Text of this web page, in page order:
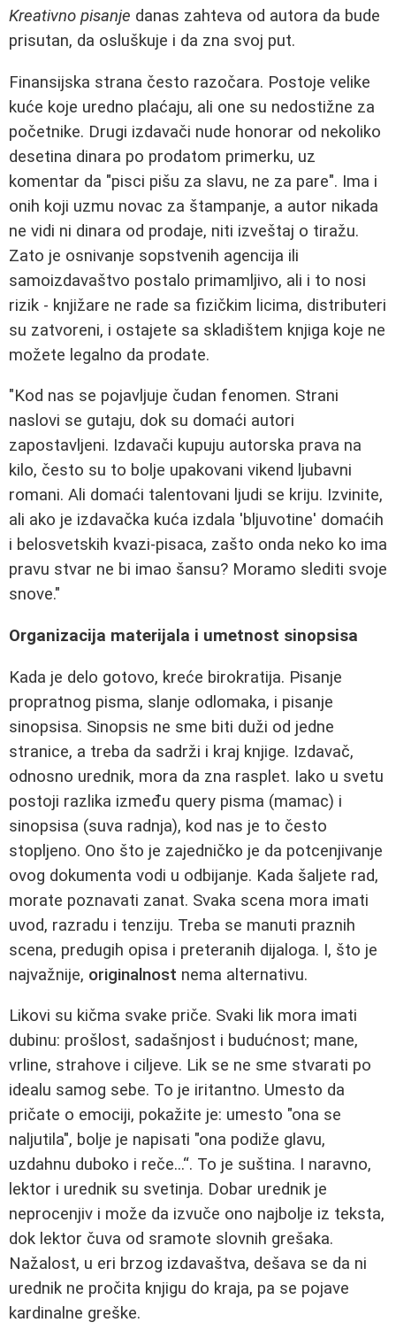
Kreativno pisanje danas zahteva od autora da bude
prisutan, da osluškuje i da zna svoj put.
Finansijska strana često razočara. Postoje velike
kuće koje uredno plaćaju, ali one su nedostižne za
početnike. Drugi izdavači nude honorar od nekoliko
desetina dinara po prodatom primerku, uz
komentar da "pisci pišu za slavu, ne za pare". Ima i
onih koji uzmu novac za štampanje, a autor nikada
ne vidi ni dinara od prodaje, niti izveštaj o tiražu.
Zato je osnivanje sopstvenih agencija ili
samoizdavaštvo postalo primamljivo, ali i to nosi
rizik - knjižare ne rade sa fizičkim licima, distributeri
su zatvoreni, i ostajete sa skladištem knjiga koje ne
možete legalno da prodate.
"Kod nas se pojavljuje čudan fenomen. Strani
naslovi se gutaju, dok su domaći autori
zapostavljeni. Izdavači kupuju autorska prava na
kilo, često su to bolje upakovani vikend ljubavni
romani. Ali domaći talentovani ljudi se kriju. Izvinite,
ali ako je izdavačka kuća izdala 'bljuvotine' domaćih
i belosvetskih kvazi-pisaca, zašto onda neko ko ima
pravu stvar ne bi imao šansu? Moramo slediti svoje
snove."
Organizacija materijala i umetnost sinopsisa
Kada je delo gotovo, kreće birokratija. Pisanje
propratnog pisma, slanje odlomaka, i pisanje
sinopsisa. Sinopsis ne sme biti duži od jedne
stranice, a treba da sadrži i kraj knjige. Izdavač,
odnosno urednik, mora da zna rasplet. Iako u svetu
postoji razlika između query pisma (mamac) i
sinopsisa (suva radnja), kod nas je to često
stopljeno. Ono što je zajedničko je da potcenjivanje
ovog dokumenta vodi u odbijanje. Kada šaljete rad,
morate poznavati zanat. Svaka scena mora imati
uvod, razradu i tenziju. Treba se manuti praznih
scena, predugih opisa i preteranih dijaloga. I, što je
najvažnije, originalnost nema alternativu.
Likovi su kičma svake priče. Svaki lik mora imati
dubinu: prošlost, sadašnjost i budućnost; mane,
vrline, strahove i ciljeve. Lik se ne sme stvarati po
idealu samog sebe. To je iritantno. Umesto da
pričate o emociji, pokažite je: umesto "ona se
naljutila", bolje je napisati "ona podiže glavu,
uzdahnu duboko i reče...“. To je suština. I naravno,
lektor i urednik su svetinja. Dobar urednik je
neprocenjiv i može da izvuče ono najbolje iz teksta,
dok lektor čuva od sramote slovnih grešaka.
Nažalost, u eri brzog izdavaštva, dešava se da ni
urednik ne pročita knjigu do kraja, pa se pojave
kardinalne greške.